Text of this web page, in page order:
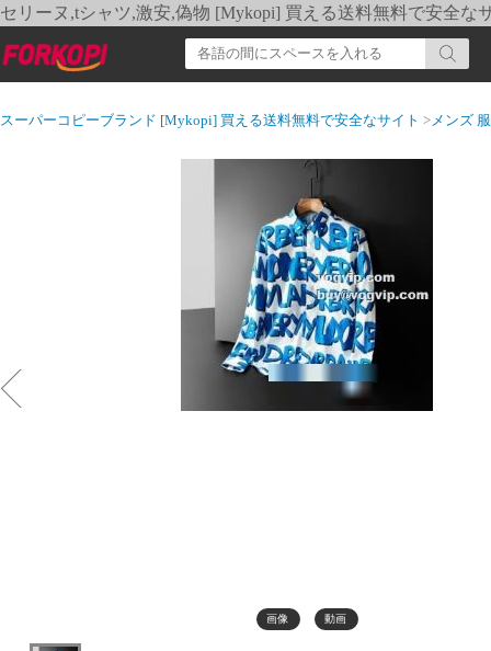
セリーヌ,tシャツ,激安,偽物 [Mykopi] 買える送料無料で安全な
スーパーコピーブランド [Mykopi] 買える送料無料で安全なサイト >メンズ 服
画像 動画